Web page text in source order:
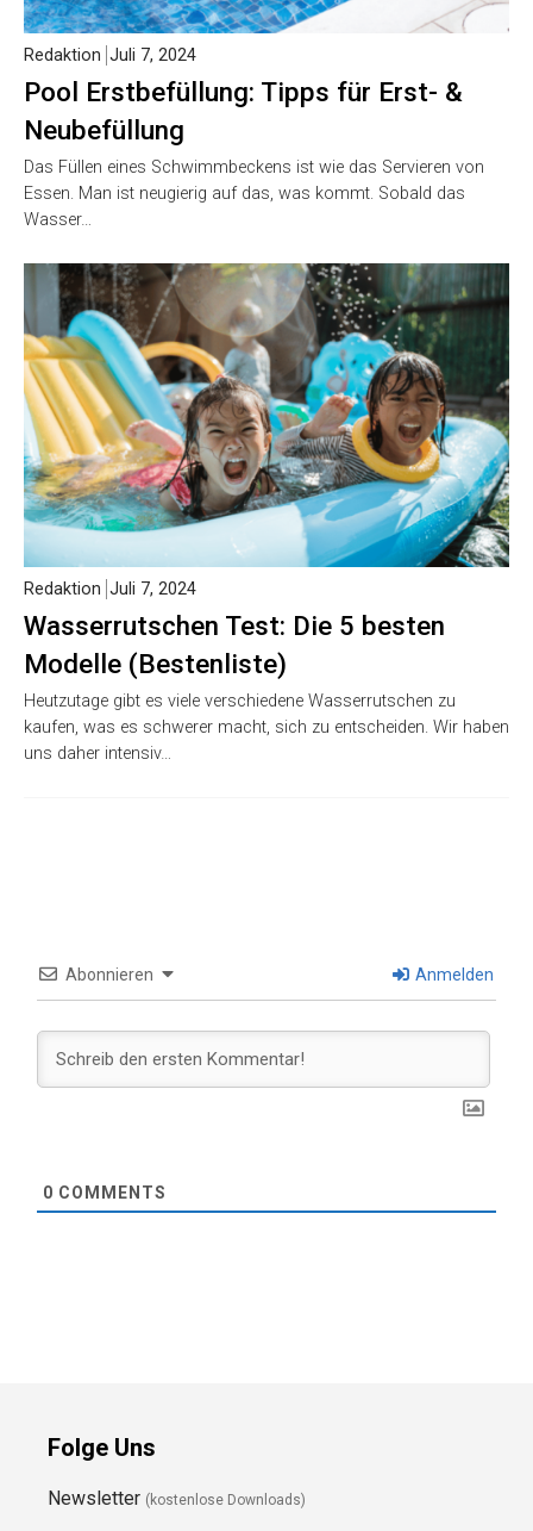
Pool Erstbefüllung: Tipps für Erst- &
Neubefüllung
Redaktion Juli 7, 2024
Das Füllen eines Schwimmbeckens ist wie das Servieren von
Essen. Man ist neugierig auf das, was kommt. Sobald das
Wasser…
Wasserrutschen Test: Die 5 besten
Modelle (Bestenliste)
Redaktion Juli 7, 2024
Heutzutage gibt es viele verschiedene Wasserrutschen zu
kaufen, was es schwerer macht, sich zu entscheiden. Wir haben
uns daher intensiv…
Abonnieren Anmelden
0 COMMENTS
Folge Uns
Newsletter (kostenlose Downloads)